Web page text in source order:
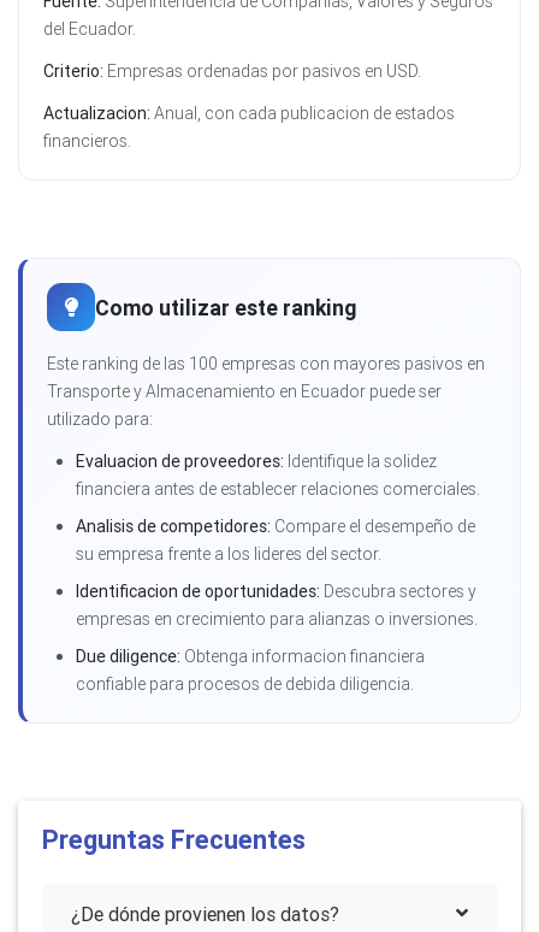
del Ecuador.
Criterio: Empresas ordenadas por pasivos en USD.
Actualizacion: Anual, con cada publicacion de estados
financieros.
Como utilizar este ranking
Este ranking de las 100 empresas con mayores pasivos en
Transporte y Almacenamiento en Ecuador puede ser
utilizado para:
Evaluacion de proveedores: Identifique la solidez
financiera antes de establecer relaciones comerciales.
Analisis de competidores: Compare el desempeño de
su empresa frente a los lideres del sector.
Identificacion de oportunidades: Descubra sectores y
empresas en crecimiento para alianzas o inversiones.
Due diligence: Obtenga informacion financiera
confiable para procesos de debida diligencia.
Preguntas Frecuentes
¿De dónde provienen los datos?